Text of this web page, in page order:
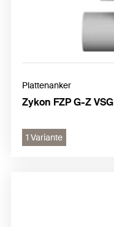
Plattenanker
Zykon FZP G-Z VSG
1 Variante